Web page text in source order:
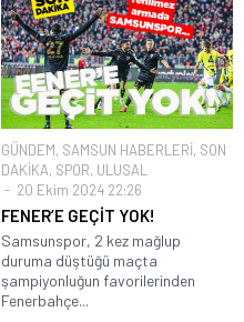
GÜNDEM, SAMSUN HABERLERİ, SON
DAKİKA, SPOR, ULUSAL
20 Ekim 2024 22:26
FENER’E GEÇİT YOK!
Samsunspor, 2 kez mağlup
duruma düştüğü maçta
şampiyonluğun favorilerinden
Fenerbahçe...